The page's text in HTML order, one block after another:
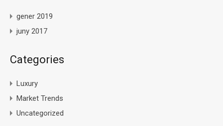
gener 2019
juny 2017
Categories
Luxury
Market Trends
Uncategorized